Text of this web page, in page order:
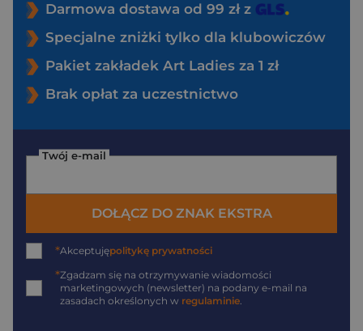
Darmowa dostawa od 99 zł z
Specjalne zniżki tylko dla klubowiczów
Pakiet zakładek Art Ladies za 1 zł
Brak opłat za uczestnictwo
Twój e-mail
DOŁĄCZ DO ZNAK EKSTRA
*Akceptujępolitykę prywatności
*Zgadzam się na otrzymywanie wiadomości
marketingowych (newsletter) na podany e-mail na
zasadach określonych w regulaminie.